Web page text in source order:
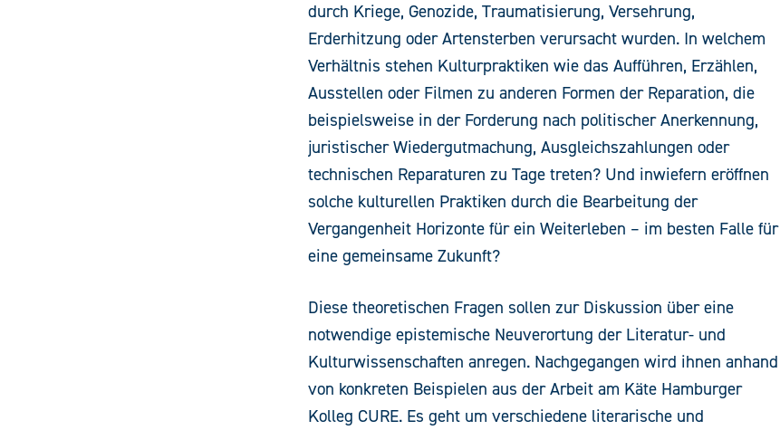
durch Kriege, Genozide, Traumatisierung, Versehrung,
Erderhitzung oder Artensterben verursacht wurden. In welchem
Verhältnis stehen Kulturpraktiken wie das Aufführen, Erzählen,
Ausstellen oder Filmen zu anderen Formen der Reparation, die
beispielsweise in der Forderung nach politischer Anerkennung,
juristischer Wiedergutmachung, Ausgleichszahlungen oder
technischen Reparaturen zu Tage treten? Und inwiefern eröffnen
solche kulturellen Praktiken durch die Bearbeitung der
Vergangenheit Horizonte für ein Weiterleben – im besten Falle für
eine gemeinsame Zukunft?
Diese theoretischen Fragen sollen zur Diskussion über eine
notwendige epistemische Neuverortung der Literatur- und
Kulturwissenschaften anregen. Nachgegangen wird ihnen anhand
von konkreten Beispielen aus der Arbeit am Käte Hamburger
Kolleg CURE. Es geht um verschiedene literarische und